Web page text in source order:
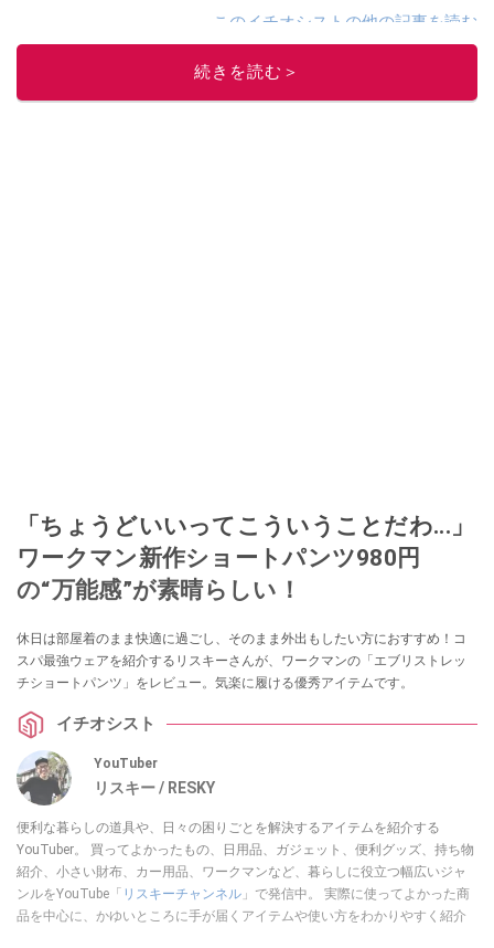
このイチオシストの他の記事を読む
続きを読む＞
「ちょうどいいってこういうことだわ...」
ワークマン新作ショートパンツ980円
の“万能感”が素晴らしい！
休日は部屋着のまま快適に過ごし、そのまま外出もしたい方におすすめ！コ
スパ最強ウェアを紹介するリスキーさんが、ワークマンの「エブリストレッ
チショートパンツ」をレビュー。気楽に履ける優秀アイテムです。
イチオシスト
YouTuber
リスキー / RESKY
便利な暮らしの道具や、日々の困りごとを解決するアイテムを紹介する
YouTuber。 買ってよかったもの、日用品、ガジェット、便利グッズ、持ち物
紹介、小さい財布、カー用品、ワークマンなど、暮らしに役立つ幅広いジャ
ンルをYouTube「 リスキーチャンネル 」で発信中。 実際に使ってよかった商
品を中心に、かゆいところに手が届くアイテムや使い方をわかりやすく紹介